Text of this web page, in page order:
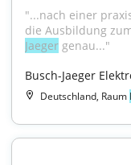
"...nach einer
die Ausbildung
Jaeger genau..."
Busch-Jaeger
Deutschland, Raum